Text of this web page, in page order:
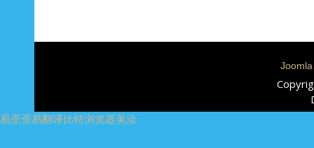
易歪歪易翻译比特浏览器美洽